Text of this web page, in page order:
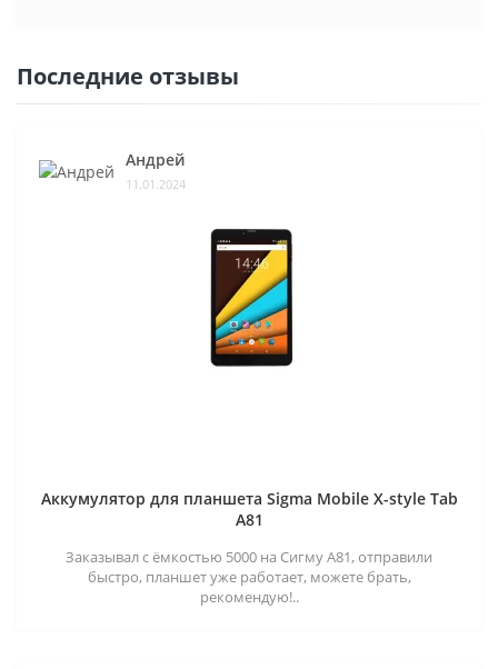
Последние отзывы
Андрей
11.01.2024
Аккумулятор для планшета Sigma Mobile X-style Tab
A81
Заказывал с ёмкостью 5000 на Сигму А81, отправили
быстро, планшет уже работает, можете брать,
рекомендую!..